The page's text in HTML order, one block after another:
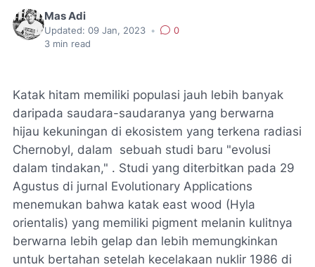
Mas Adi
Updated: 09 Jan, 2023 •
0
3 min read
Katak hitam memiliki populasi jauh lebih banyak
daripada saudara-saudaranya yang berwarna
hijau kekuningan di ekosistem yang terkena radiasi
Chernobyl, dalam sebuah studi baru "evolusi
dalam tindakan," . Studi yang diterbitkan pada 29
Agustus di jurnal Evolutionary Applications
menemukan bahwa katak east wood (Hyla
orientalis) yang memiliki pigment melanin kulitnya
berwarna lebih gelap dan lebih memungkinkan
untuk bertahan setelah kecelakaan nuklir 1986 di